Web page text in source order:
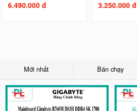
6.490.000 đ 3.250.000 đ
Mới nhất Bán chạy